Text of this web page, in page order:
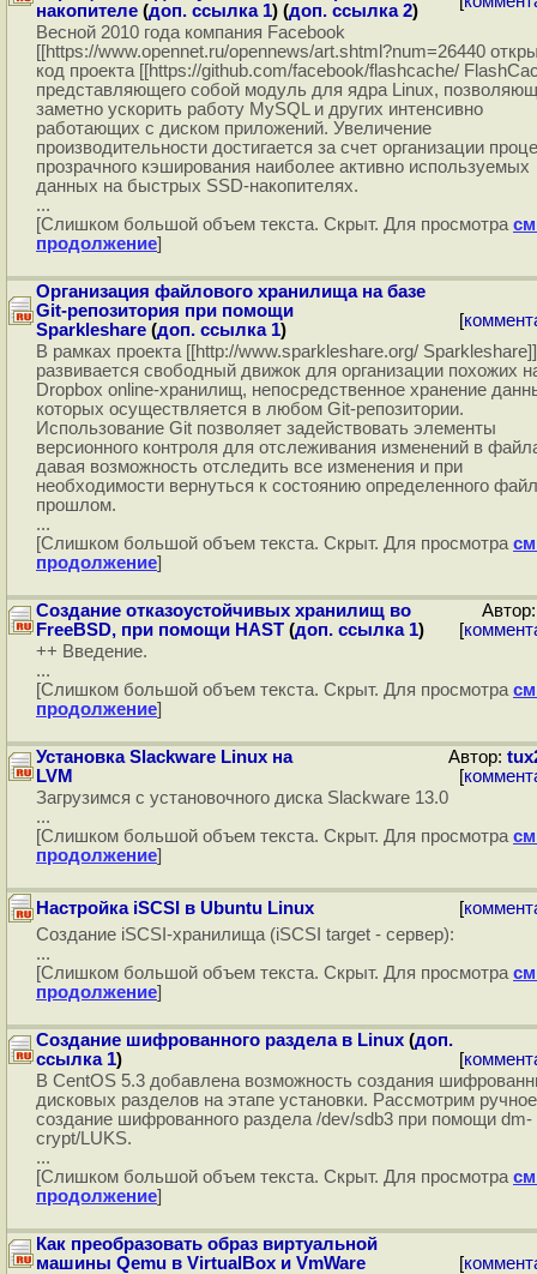
накопителе (доп. ссылка 1) (доп. ссылка 2)
Весной 2010 года компания Facebook
[[https://www.opennet.ru/opennews/art.shtml?num=26440
код проекта [[https://github.com/facebook/flashcache/
представляющего собой модуль для ядра Linux,
заметно ускорить работу MySQL и других интенсивно
работающих с диском приложений. Увеличение
производительности достигается за счет организации
прозрачного кэширования наиболее активно используемых
данных на быстрых SSD-накопителях.
...
[Слишком большой объем текста. Скрыт. Для просмотра
продолжение]
Организация файлового хранилища на базе
Git-репозитория при помощи
Sparkleshare (доп. ссылка 1) [
В рамках проекта [[http://www.sparkleshare.org/ Sparkleshare]]
развивается свободный движок для организации похожих
Dropbox online-хранилищ, непосредственное хранение
которых осуществляется в любом Git-репозитории.
Использование Git позволяет задействовать элементы
версионного контроля для отслеживания изменений в
давая возможность отследить все изменения и при
необходимости вернуться к состоянию определенного
прошлом.
...
[Слишком большой объем текста. Скрыт. Для просмотра
продолжение]
Создание отказоустойчивых хранилищ во
FreeBSD, при помощи HAST (доп. ссылка 1)
[
++ Введение.
...
[Слишком большой объем текста. Скрыт. Для просмотра
продолжение]
Установка Slackware Linux на
LVM
Автор:
[
Загрузимся с установочного диска Slackware 13.0
...
[Слишком большой объем текста. Скрыт. Для просмотра
продолжение]
Настройка iSCSI в Ubuntu Linux [
Создание iSCSI-хранилища (iSCSI target - сервер):
...
[Слишком большой объем текста. Скрыт. Для просмотра
продолжение]
Создание шифрованного раздела в Linux (доп.
ссылка 1) [
В CentOS 5.3 добавлена возможность создания
дисковых разделов на этапе установки. Рассмотрим ручное
создание шифрованного раздела /dev/sdb3 при помощи dm-
crypt/LUKS.
...
[Слишком большой объем текста. Скрыт. Для просмотра
продолжение]
Как преобразовать образ виртуальной
машины Qemu в VirtualBox и VmWare
[